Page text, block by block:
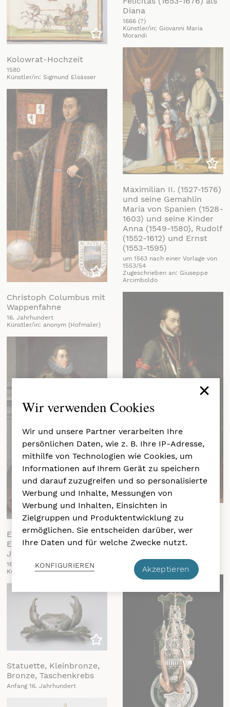
Diana
1666 (?)
Künstler/in: Giovanni Maria
Morandi
Zu meiner Liste hinzufügen
Kolowrat-Hochzeit
1580
Künstler/in: Sigmund Elsässer
Zu
Maximilian II. (1527-1576)
und seine Gemahlin
Maria von Spanien (1528-
1603) und seine Kinder
Anna (1549-1580), Rudolf
(1552-1612) und Ernst
(1553-1595)
um 1563 nach einer Vorlage von
1553/54
Zugeschrieben an: Giuseppe
Arcimboldo
Zu meiner Liste hinzufügen
Christoph Columbus mit
Wappenfahne
16. Jahrhundert
Künstler/in: anonym (Hofmaler)
Zu
König Philipp II. von
Spanien (1527-1598),
Bildnis in ganzer Figur
Coello
Zu meiner Liste hinzufügen
Erzherzog Maximilian
Ernst (1583-1616) mit
Jagdhund
1604
Künstler/in: Joseph Heintz d. Ä.
Zu meiner Liste hinzufügen
Statuette, Kleinbronze,
Bronze, Taschenkrebs
Anfang 16. Jahrhundert
×
Wir verwenden Cookies
Wir und unsere Partner verarbeiten Ihre
persönlichen Daten, wie z. B. Ihre IP-Adresse,
mithilfe von Technologien wie Cookies, um
Informationen auf Ihrem Gerät zu speichern
und darauf zuzugreifen und so personalisierte
Werbung und Inhalte, Messungen von
Werbung und Inhalten, Einsichten in
Zielgruppen und Produktentwicklung zu
ermöglichen. Sie entscheiden darüber, wer
Ihre Daten und für welche Zwecke nutzt.
KONFIGURIEREN Akzeptieren